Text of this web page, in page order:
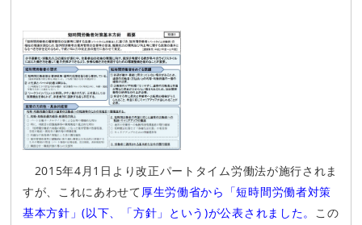
2015年4月1日より改正パートタイム労働法が施行されま
すが、これにあわせて厚生労働省から「短時間労働者対策
基本方針」(以下、「方針」という)が公表されました。 この